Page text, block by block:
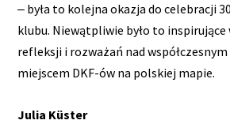
‒ była to kolejna okazja do celebracji
klubu. Niewątpliwie było to inspirujące
refleksji i rozważań nad
miejscem DKF-ów na polskiej mapie.
Julia Küster